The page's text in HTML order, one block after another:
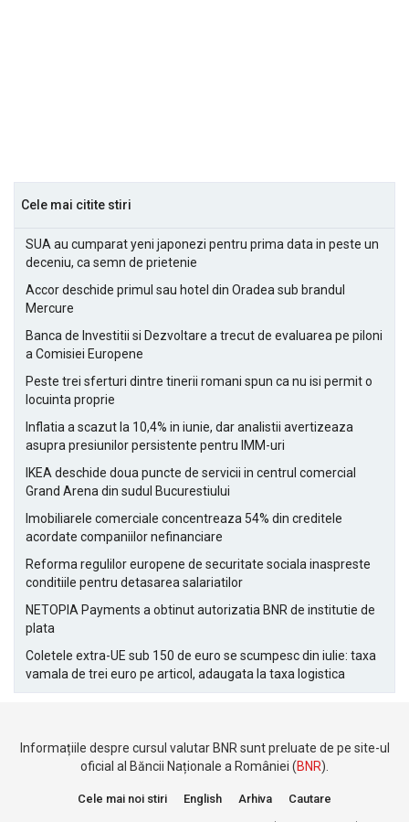
Cele mai citite stiri
SUA au cumparat yeni japonezi pentru prima data in peste un
deceniu, ca semn de prietenie
Accor deschide primul sau hotel din Oradea sub brandul
Mercure
Banca de Investitii si Dezvoltare a trecut de evaluarea pe piloni
a Comisiei Europene
Peste trei sferturi dintre tinerii romani spun ca nu isi permit o
locuinta proprie
Inflatia a scazut la 10,4% in iunie, dar analistii avertizeaza
asupra presiunilor persistente pentru IMM-uri
IKEA deschide doua puncte de servicii in centrul comercial
Grand Arena din sudul Bucurestiului
Imobiliarele comerciale concentreaza 54% din creditele
acordate companiilor nefinanciare
Reforma regulilor europene de securitate sociala inaspreste
conditiile pentru detasarea salariatilor
NETOPIA Payments a obtinut autorizatia BNR de institutie de
plata
Coletele extra-UE sub 150 de euro se scumpesc din iulie: taxa
vamala de trei euro pe articol, adaugata la taxa logistica
Informațiile despre cursul valutar BNR sunt preluate de pe site-ul
oficial al Băncii Naționale a României (BNR).
Cele mai noi stiri English Arhiva Cautare